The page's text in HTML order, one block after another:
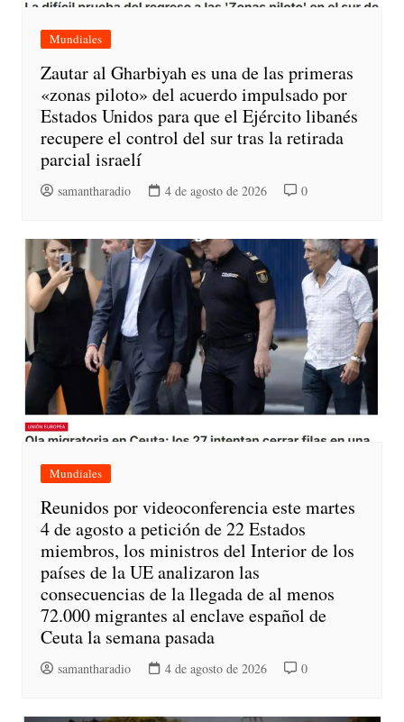
Mundiales
Zautar al Gharbiyah es una de las primeras
«zonas piloto» del acuerdo impulsado por
Estados Unidos para que el Ejército libanés
recupere el control del sur tras la retirada
parcial israelí
samantharadio 4 de agosto de 2026 0
Mundiales
Reunidos por videoconferencia este martes
4 de agosto a petición de 22 Estados
miembros, los ministros del Interior de los
países de la UE analizaron las
consecuencias de la llegada de al menos
72.000 migrantes al enclave español de
Ceuta la semana pasada
samantharadio 4 de agosto de 2026 0